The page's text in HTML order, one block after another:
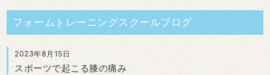
フォームトレーニングスクールブログ
2023年8月15日
スポーツで起こる膝の痛み